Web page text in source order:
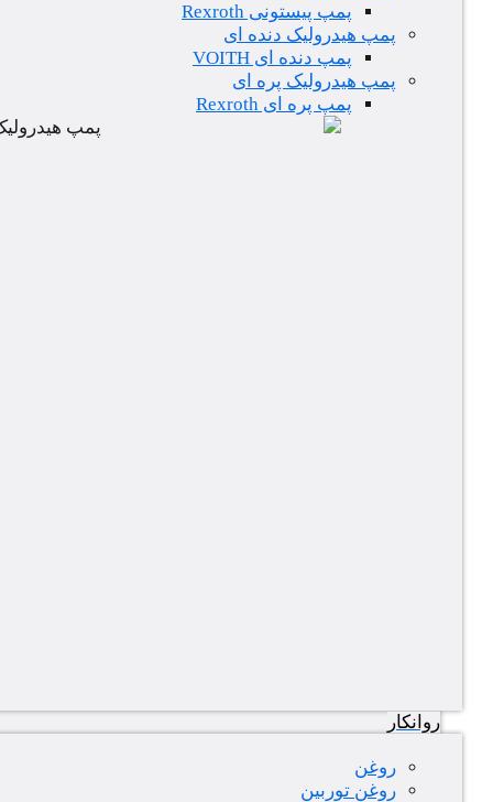
پمپ پیستونی Rexroth
پمپ هیدرولیک دنده ای
پمپ دنده ای VOITH
پمپ هیدرولیک پره ای
پمپ پره ای Rexroth
روانکار
روغن
روغن توربین